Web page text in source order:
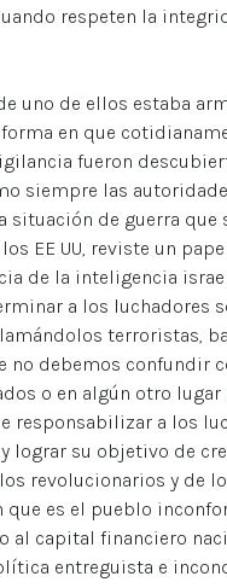
respeten la
uno de ellos estaba
en que
fueron
siempre las
de guerra que
EE UU, reviste un
de la inteligencia
a los luchadores
terroristas,
no debemos confundir
o en algún otro
responsabilizar a los
lograr su objetivo de
revolucionarios y de
es el pueblo
al capital financiero
entreguista e